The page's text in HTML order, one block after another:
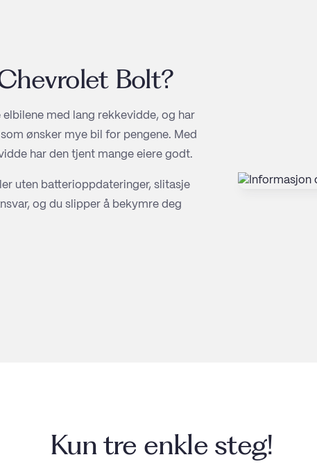
Bolt?
med lang rekkevidde, og har
ønsker mye bil for pengene. Med
har den tjent mange eiere godt.
uten batterioppdateringer, slitasje
og du slipper å bekymre deg
Kun tre enkle steg!